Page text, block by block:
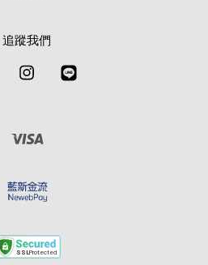
追蹤我們
Facebook Instagram